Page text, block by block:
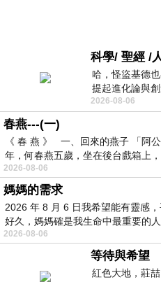
科學/ 聖經 /
哈，怪盜基德
提起進化論與
時間就有「 進
2026-08-06
春燕---(一)
《 春 燕 》 一、回來的燕子 「阿
年，何春燕五歲，坐在後台戲箱上
2026-08-06
媽媽的需求
2026 年 8 月 6 日我希望能有靈感
好久，媽媽確是我生命中最重要的
2026-08-06
等待與希望
紅色大地，莊